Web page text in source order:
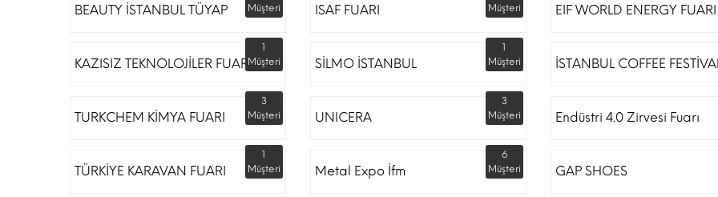
BEAUTY İSTANBUL TÜYAP
Müşteri
ISAF FUARI
Müşteri
EIF WORLD ENERGY FUARI
KAZISIZ TEKNOLOJİLER FUARI
1
Müşteri
SİLMO İSTANBUL
1
Müşteri
İSTANBUL COFFEE
TURKCHEM KİMYA FUARI
3
Müşteri
UNICERA
3
Müşteri
Endüstri 4.0 Zirvesi Fuarı
TÜRKİYE KARAVAN FUARI
1
Müşteri
Metal Expo İfm
6
Müşteri
GAP SHOES